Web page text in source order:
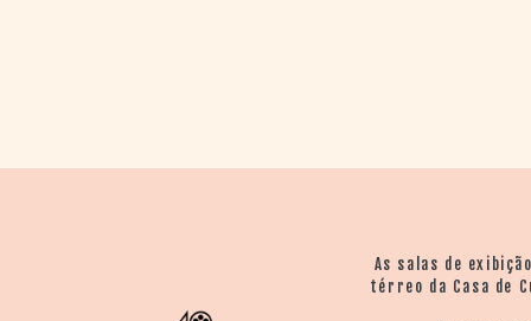
As salas de
térreo da Casa de